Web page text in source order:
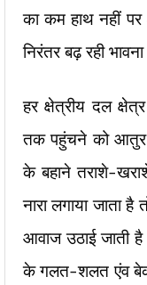
का कम हाथ नहीं
निरंतर बढ़ रही
हर क्षेत्रीय दल
तक पहुंचने को आतुर
के बहाने तराशे-
नारा लगाया जाता
आवाज उठाई जाती
के गलत-शलत एंव